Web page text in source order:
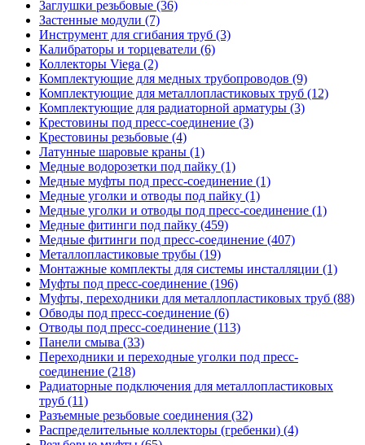
Заглушки резьбовые (36)
Застенные модули (7)
Инструмент для сгибания труб (3)
Калибраторы и торцеватели (6)
Коллекторы Viega (2)
Комплектующие для медных трубопроводов (9)
Комплектующие для металлопластиковых труб (12)
Комплектующие для радиаторной арматуры (3)
Крестовины под пресс-соединение (3)
Крестовины резьбовые (4)
Латунные шаровые краны (1)
Медные водорозетки под пайку (1)
Медные муфты под пресс-соединение (1)
Медные уголки и отводы под пайку (1)
Медные уголки и отводы под пресс-соединение (1)
Медные фитинги под пайку (459)
Медные фитинги под пресс-соединение (407)
Металлопластиковые трубы (19)
Монтажные комплекты для системы инсталляции (1)
Муфты под пресс-соединение (196)
Муфты, переходники для металлопластиковых труб (88)
Обводы под пресс-соединение (6)
Отводы под пресс-соединение (113)
Панели смыва (33)
Переходники и переходные уголки под пресс-
соединение (218)
Радиаторные подключения для металлопластиковых
труб (11)
Разъемные резьбовые соединения (32)
Распределительные коллекторы (гребенки) (4)